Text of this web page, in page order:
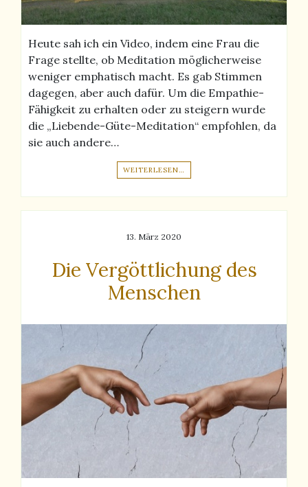
Heute sah ich ein Video, indem eine Frau die
Frage stellte, ob Meditation möglicherweise
weniger emphatisch macht. Es gab Stimmen
dagegen, aber auch dafür. Um die Empathie-
Fähigkeit zu erhalten oder zu steigern wurde
die „Liebende-Güte-Meditation“ empfohlen, da
sie auch andere…
WEITERLESEN…
13. März 2020
Die Vergöttlichung des
Menschen